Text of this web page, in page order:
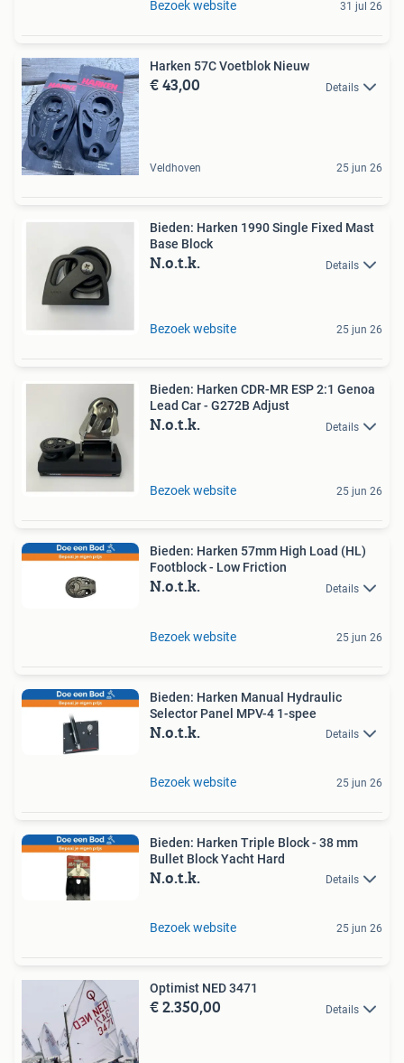
Bezoek website 31 jul 26
Harken 57C Voetblok Nieuw
€ 43,00 Details
Veldhoven 25 jun 26
Bieden: Harken 1990 Single Fixed Mast
Base Block
N.o.t.k. Details
Bezoek website 25 jun 26
Bieden: Harken CDR-MR ESP 2:1 Genoa
Lead Car - G272B Adjust
N.o.t.k. Details
Bezoek website 25 jun 26
Bieden: Harken 57mm High Load (HL)
Footblock - Low Friction
N.o.t.k. Details
Bezoek website 25 jun 26
Bieden: Harken Manual Hydraulic
Selector Panel MPV-4 1-spee
N.o.t.k. Details
Bezoek website 25 jun 26
Bieden: Harken Triple Block - 38 mm
Bullet Block Yacht Hard
N.o.t.k. Details
Bezoek website 25 jun 26
Optimist NED 3471
€ 2.350,00 Details